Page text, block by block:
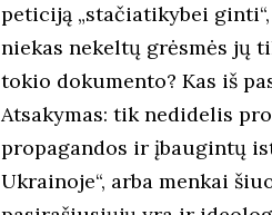
peticiją „stačiatikybei
niekas nekeltų grėsmės jų
tokio dokumento? Kas iš
Atsakymas: tik nedidelis
propagandos ir įbaugintų
Ukrainoje“, arba menkai